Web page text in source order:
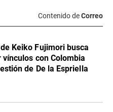
Contenido deCorreo
Keiko Fujimori busca
con Colombia
de De la Espriella